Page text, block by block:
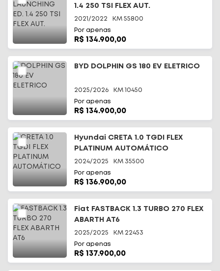
1.4 250 TSI FLEX AUT.
2021/2022 KM 55800
Por apenas
R$ 134.900,00
BYD DOLPHIN GS 180 EV ELETRICO
2025/2026 KM 10450
Por apenas
R$ 134.900,00
Hyundai CRETA 1.0 TGDI FLEX
PLATINUM AUTOMÁTICO
2024/2025 KM 35500
Por apenas
R$ 136.900,00
Fiat FASTBACK 1.3 TURBO 270 FLEX
ABARTH AT6
2025/2025 KM 22453
Por apenas
R$ 137.900,00